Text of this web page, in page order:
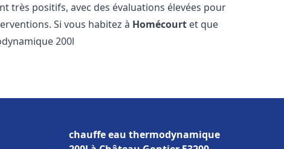
très positifs, avec des évaluations élevées pour
Si vous habitez à Homécourt et que
200l
chauffe eau thermodynamique